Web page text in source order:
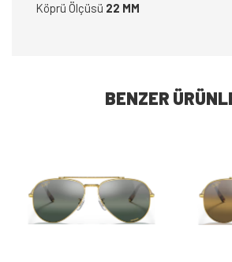
Köprü Ölçüsü 22 MM
BENZER